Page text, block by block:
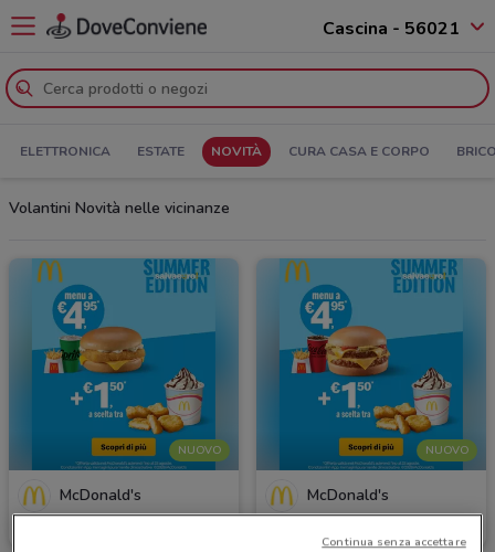
Cascina - 56021
ELETTRONICA ESTATE NOVITÀ CURA CASA E CORPO
Volantini Novità nelle vicinanze
NUOVO
McDonald's
NUOVO
McDonald's
Continua senza accettare